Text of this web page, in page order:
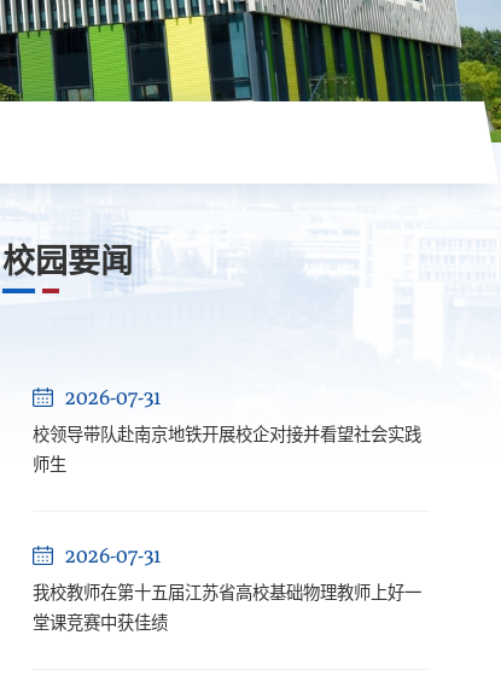
校园要闻
2026-07-31
校领导带队赴南京地铁开展校企对接并看望社会实践
师生
2026-07-31
我校教师在第十五届江苏省高校基础物理教师上好一
堂课竞赛中获佳绩